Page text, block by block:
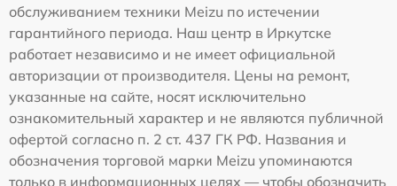
обслуживанием техники Meizu по истечении
гарантийного периода. Наш центр в Иркутске
работает независимо и не имеет официальной
авторизации от производителя. Цены на ремонт,
указанные на сайте, носят исключительно
ознакомительный характер и не являются публичной
офертой согласно п. 2 ст. 437 ГК РФ. Названия и
обозначения торговой марки Meizu упоминаются
только в информационных целях — чтобы обозначить